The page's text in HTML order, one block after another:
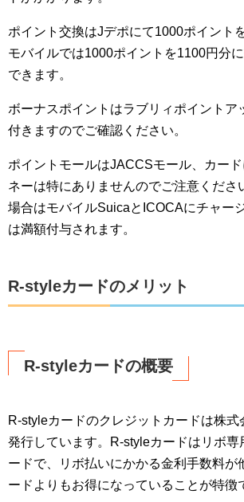
ポイント交換はJデポにて1000ポイント
モバイルでは1000ポイントを1100円分
できます。
ボーナスポイントはラブリィポイントア
付きますのでご確認ください。
ポイントモールはJACCSモール、カー
ネーは特にありませんのでご注意くださ
場合はモバイルSuicaとICOCAにチャー
は満額付与されます。
R-styleカードのメリット
R-styleカードの概要
R-styleカードのクレジットカードは株
発行しています。R-styleカードはリボ専
ードで、リボ払いにかかる金利手数料が
ードよりもお得になっていることが特徴